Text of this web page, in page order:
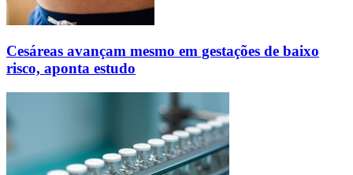
Cesáreas avançam mesmo em gestações de baixo
risco, aponta estudo